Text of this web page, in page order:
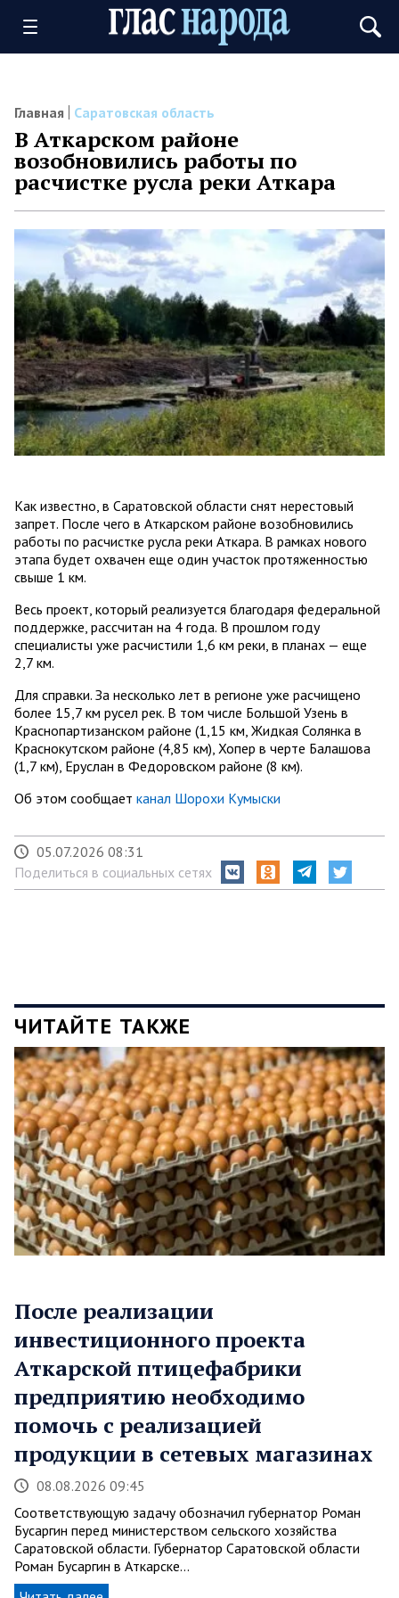
Главная Саратовская область
В Аткарском районе
возобновились работы по
расчистке русла реки Аткара
Как известно, в Саратовской области снят нерестовый
запрет. После чего в Аткарском районе возобновились
работы по расчистке русла реки Аткара. В рамках нового
этапа будет охвачен еще один участок протяженностью
свыше 1 км.
Весь проект, который реализуется благодаря федеральной
поддержке, рассчитан на 4 года. В прошлом году
специалисты уже расчистили 1,6 км реки, в планах — еще
2,7 км.
Для справки. За несколько лет в регионе уже расчищено
более 15,7 км русел рек. В том числе Большой Узень в
Краснопартизанском районе (1,15 км, Жидкая Солянка в
Краснокутском районе (4,85 км), Хопер в черте Балашова
(1,7 км), Еруслан в Федоровском районе (8 км).
Об этом сообщает канал Шорохи Кумыски
05.07.2026 08:31
Поделиться в социальных сетях
ЧИТАЙТЕ ТАКЖЕ
После реализации
инвестиционного проекта
Аткарской птицефабрики
предприятию необходимо
помочь с реализацией
продукции в сетевых магазинах
08.08.2026 09:45
Соответствующую задачу обозначил губернатор Роман
Бусаргин перед министерством сельского хозяйства
Саратовской области. Губернатор Саратовской области
Роман Бусаргин в Аткарске…